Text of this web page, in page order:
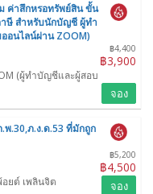
ค่าสึกหรอทรัพย์สิน ขั้น
ษี สำหรับนักบัญชี ผู้ทำ
นไลน์ผ่าน ZOOM)
฿4,400
฿3,900
(ผู้ทำบัญชีและผู้สอบ
จอง
พ.30,ภ.ง.ด.53 ที่มักถูก
฿5,200
฿4,500
ยต์ เพลินจิต
จอง